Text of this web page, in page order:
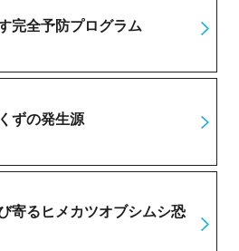
完全予防プログラム
ずの発生源
寄るヒメカツオブシムシ恐